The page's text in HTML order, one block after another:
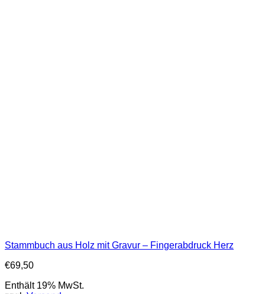
Stammbuch aus Holz mit Gravur – Fingerabdruck Herz
€69,50
Enthält 19% MwSt.